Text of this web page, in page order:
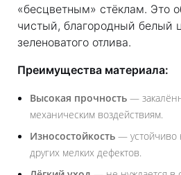
«бесцветным» стёклам. Это
чистый, благородный белый
зеленоватого отлива.
Преимущества материала:
Высокая прочность —
механическим воздействиям.
Износостойкость — устойчиво
других мелких дефектов.